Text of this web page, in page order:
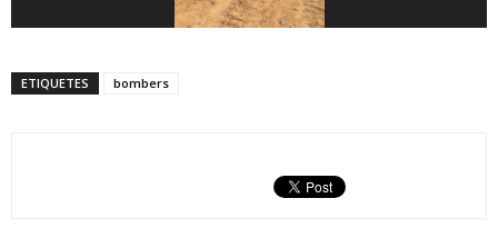
ETIQUETES bombers